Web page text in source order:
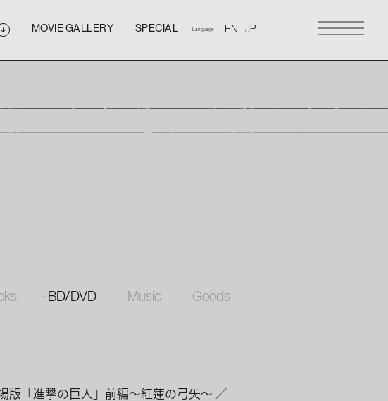
MOVIE GALLERY
SPECIAL
Language
- BD/DVD - Music - Goods
版「進撃の巨人」前編〜紅蓮の弓矢〜